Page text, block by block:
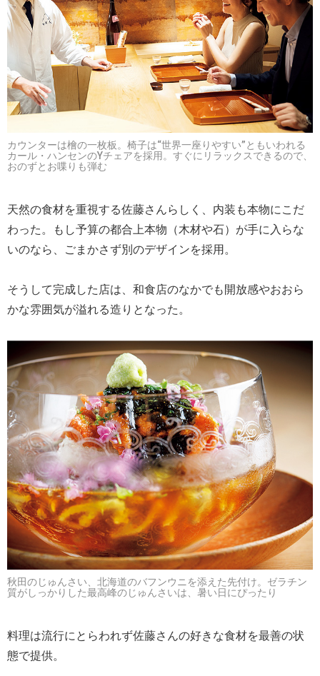
カウンターは檜の一枚板。椅子は“世界一座りやすい”ともいわれる
カール・ハンセンのYチェアを採用。すぐにリラックスできるので、
おのずとお喋りも弾む
天然の食材を重視する佐藤さんらしく、内装も本物にこだ
わった。もし予算の都合上本物（木材や石）が手に入らな
いのなら、ごまかさず別のデザインを採用。
そうして完成した店は、和食店のなかでも開放感やおおら
かな雰囲気が溢れる造りとなった。
秋田のじゅんさい、北海道のバフンウニを添えた先付け。ゼラチン
質がしっかりした最高峰のじゅんさいは、暑い日にぴったり
料理は流行にとらわれず佐藤さんの好きな食材を最善の状
態で提供。